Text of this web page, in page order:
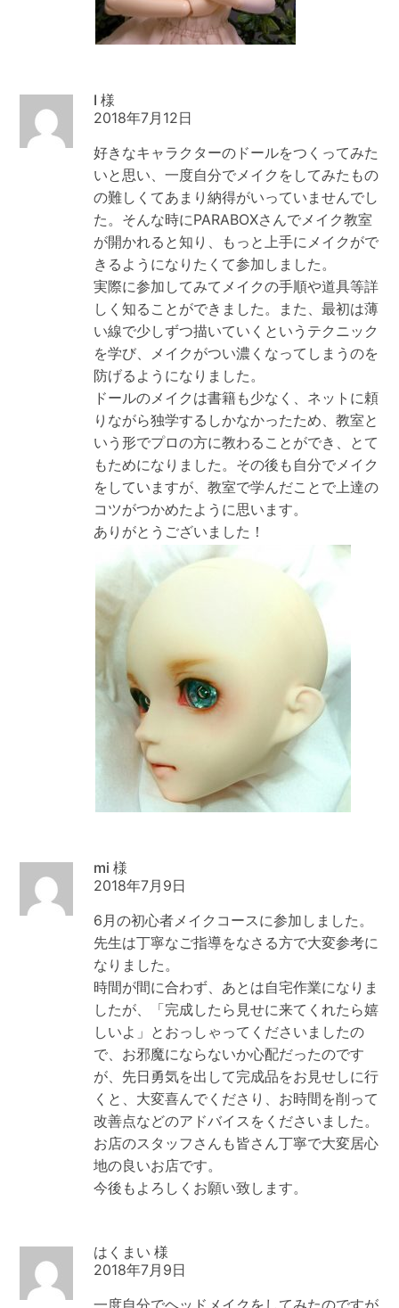
I
2018年7月12日
好きなキャラクターのドールをつくってみた
いと思い、一度自分でメイクをしてみたもの
の難しくてあまり納得がいっていませんでし
た。そんな時にPARABOXさんでメイク教室
が開かれると知り、もっと上手にメイクがで
きるようになりたくて参加しました。
実際に参加してみてメイクの手順や道具等詳
しく知ることができました。また、最初は薄
い線で少しずつ描いていくというテクニック
を学び、メイクがつい濃くなってしまうのを
防げるようになりました。
ドールのメイクは書籍も少なく、ネットに頼
りながら独学するしかなかったため、教室と
いう形でプロの方に教わることができ、とて
もためになりました。その後も自分でメイク
をしていますが、教室で学んだことで上達の
コツがつかめたように思います。
ありがとうございました！
mi
2018年7月9日
6月の初心者メイクコースに参加しました。
先生は丁寧なご指導をなさる方で大変参考に
なりました。
時間が間に合わず、あとは自宅作業になりま
したが、「完成したら見せに来てくれたら嬉
しいよ」とおっしゃってくださいましたの
で、お邪魔にならないか心配だったのです
が、先日勇気を出して完成品をお見せしに行
くと、大変喜んでくださり、お時間を削って
改善点などのアドバイスをくださいました。
お店のスタッフさんも皆さん丁寧で大変居心
地の良いお店です。
今後もよろしくお願い致します。
はくまい
2018年7月9日